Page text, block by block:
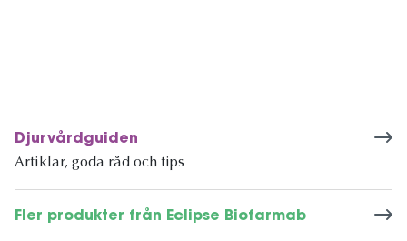
Djurvårdguiden
Artiklar, goda råd och tips
Fler produkter från Eclipse Biofarmab